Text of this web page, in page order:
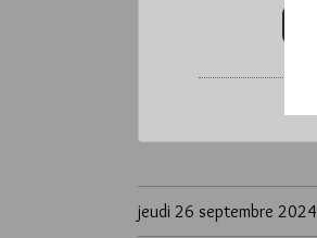
jeudi 26 septembre 2024